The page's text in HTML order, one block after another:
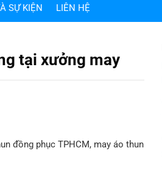
SỰ KIỆN LIÊN HỆ
tại xưởng may
đồng phục TPHCM, may áo thun